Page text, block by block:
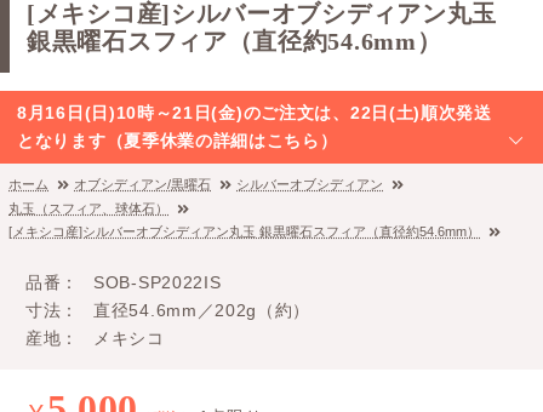
[メキシコ産]シルバーオブシディアン丸玉
銀黒曜石スフィア（直径約54.6mm）
8月16日(日)10時～21日(金)のご注文は、22日(土)順次発送
となります（夏季休業の詳細はこちら）
ホーム オブシディアン/黒曜石
シルバーオブシディアン
丸玉（スフィア、球体石）
[メキシコ産]シルバーオブシディアン丸玉 銀黒曜石スフィア（直径約54.6mm）
品番
SOB-SP2022IS
寸法
直径54.6mm／202g（約）
産地
メキシコ